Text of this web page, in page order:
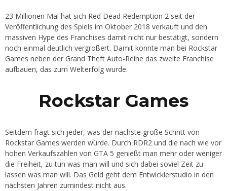
23 Millionen Mal hat sich Red Dead Redemption 2 seit der
Veröffentlichung des Spiels im Oktober 2018 verkauft und den
massiven Hype des Franchises damit nicht nur bestätigt, sondern
noch einmal deutlich vergrößert. Damit konnte man bei Rockstar
Games neben der Grand Theft Auto-Reihe das zweite Franchise
aufbauen, das zum Welterfolg wurde.
Rockstar Games
Seitdem fragt sich jeder, was der nächste große Schritt von
Rockstar Games werden würde. Durch RDR2 und die nach wie vor
hohen Verkaufszahlen von GTA 5 genießt man mehr oder weniger
die Freiheit, zu tun was man will und sich dabei soviel Zeit zu
lassen was man will. Das Geld geht dem Entwicklerstudio in den
nächsten Jahren zumindest nicht aus.